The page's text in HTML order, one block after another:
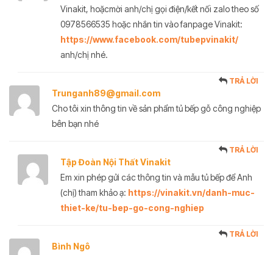
Vinakit, hoặcmời anh/chị gọi điện/kết nối zalo theo số
0978566535 hoặc nhắn tin vào fanpage Vinakit:
https://www.facebook.com/tubepvinakit/
anh/chị nhé.
Trunganh89@gmail.com
TRẢ LỜI
Cho tôi xin thông tin về sản phẩm tủ bếp gỗ công nghiệp
bên bạn nhé
Tập Đoàn Nội Thất Vinakit
TRẢ LỜI
Em xin phép gửi các thông tin và mẫu tủ bếp để Anh
(chị) tham khảo ạ: https://vinakit.vn/danh-muc-
thiet-ke/tu-bep-go-cong-nghiep
Bình Ngô
TRẢ LỜI